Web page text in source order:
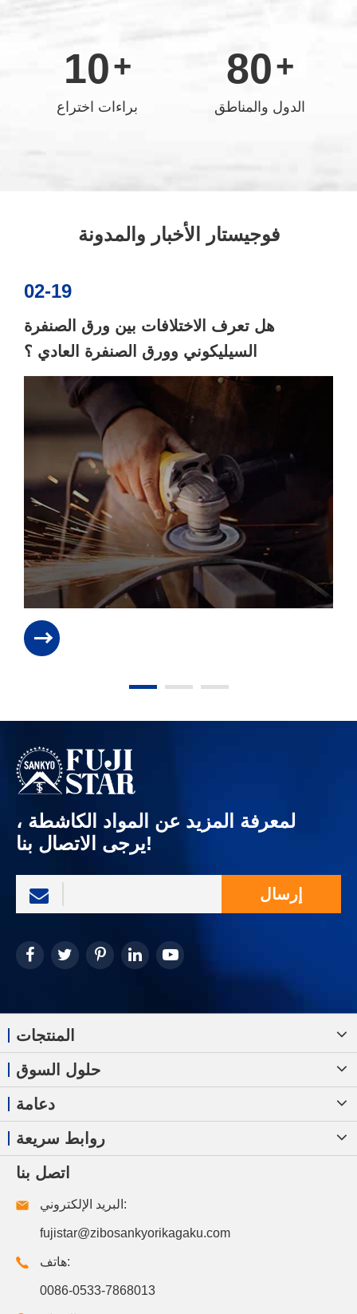
10
براءات اختراع
80
الدول والمناطق
فوجيستار الأخبار والمدونة
02-19
هل تعرف الاختلافات بين ورق الصنفرة
السيليكوني وورق الصنفرة العادي ؟
لمعرفة المزيد عن المواد الكاشطة ،
يرجى الاتصال بنا!
إرسال
المنتجات
حلول السوق
دعامة
روابط سريعة
اتصل بنا
البريد الإلكتروني:
fujistar@zibosankyorikagaku.com
هاتف:
0086-0533-7868013